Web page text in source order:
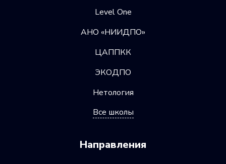
Level One
АНО «НИИДПО»
ЦАППКК
ЭКОДПО
Нетология
Все школы
Направления